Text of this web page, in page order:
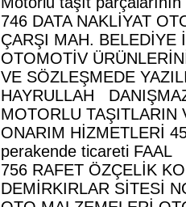
746 DATA NAKLİYAT
ÇARŞI MAH.
OTOMOTİV
VE SÖZLEŞMEDE
HAYRULLAH
MOTORLU TAŞITLARIN
ONARIM HİZMETLERİ
perakende ticareti FAAL
756 RAFET ÖZÇELİK
DEMİRKIRLAR SİTESİ